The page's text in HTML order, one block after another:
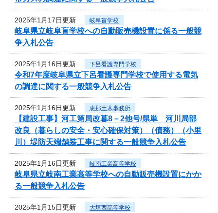
2025年1月17日更新 岐阜盲学校
岐阜県立岐阜盲学校への自動販売機設置に係る一般競
争入札公告
2025年1月16日更新 下呂看護専門学校
令和7年度岐阜県立下呂看護専門学校で使用する電気
の調達に関する一般競争入札公告
2025年1月16日更新 恵那土木事務所
【建設工事】河工第局改暮8－2他号/県単 河川局部
改良（暮らしの安全・安心確保対策）（債務）（小里
川）堤防天端舗装工事に関する一般競争入札公告
2025年1月16日更新 岐南工業高等学校
岐阜県立岐南工業高等学校への自動販売機設置にかか
る一般競争入札公告
2025年1月15日更新 大垣西高等学校